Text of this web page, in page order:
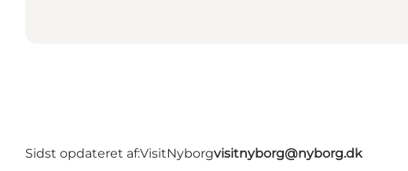
Sidst opdateret af:VisitNyborgvisitnyborg@nyborg.dk